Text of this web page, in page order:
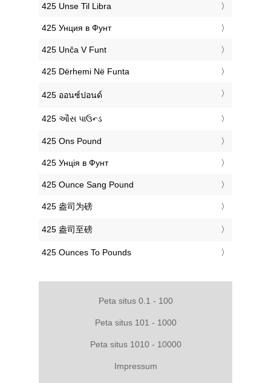
‎425 Unse Til Libra
‎425 Унция в Фунт
‎425 Unča V Funt
‎425 Dërhemi Në Funta
‎425 ออนซ์ปอนด์
‎425 ઔંસ પાઉન્ડ
‎425 Ons Pound
‎425 Унція в Фунт
‎425 Ounce Sang Pound
‎425 盎司为磅
‎425 盎司至磅
‎425 Ounces To Pounds
Peta situs 0.1 - 100
Peta situs 101 - 1000
Peta situs 1010 - 10000
Impressum